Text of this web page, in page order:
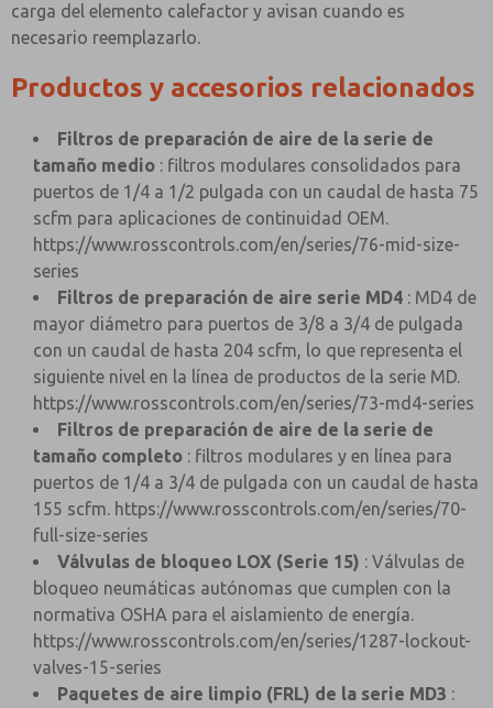
carga del elemento calefactor y avisan cuando es
necesario reemplazarlo.
Productos y accesorios relacionados
Filtros de preparación de aire de la serie de
tamaño medio : filtros modulares consolidados para
puertos de 1/4 a 1/2 pulgada con un caudal de hasta 75
scfm para aplicaciones de continuidad OEM.
https://www.rosscontrols.com/en/series/76-mid-size-
series
Filtros de preparación de aire serie MD4 : MD4 de
mayor diámetro para puertos de 3/8 a 3/4 de pulgada
con un caudal de hasta 204 scfm, lo que representa el
siguiente nivel en la línea de productos de la serie MD.
https://www.rosscontrols.com/en/series/73-md4-series
Filtros de preparación de aire de la serie de
tamaño completo : filtros modulares y en línea para
puertos de 1/4 a 3/4 de pulgada con un caudal de hasta
155 scfm. https://www.rosscontrols.com/en/series/70-
full-size-series
Válvulas de bloqueo LOX (Serie 15) : Válvulas de
bloqueo neumáticas autónomas que cumplen con la
normativa OSHA para el aislamiento de energía.
https://www.rosscontrols.com/en/series/1287-lockout-
valves-15-series
Paquetes de aire limpio (FRL) de la serie MD3 :